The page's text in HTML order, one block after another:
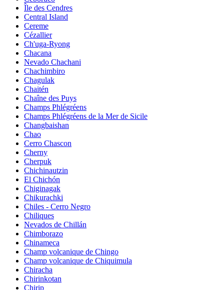
Île des Cendres
Central Island
Cereme
Cézallier
Ch'uga-Ryong
Chacana
Nevado Chachani
Chachimbiro
Chagulak
Chaitén
Chaîne des Puys
Champs Phlégréens
Champs Phlégréens de la Mer de Sicile
Changbaishan
Chao
Cerro Chascon
Cherny
Cherpuk
Chichinautzin
El Chichón
Chiginagak
Chikurachki
Chiles - Cerro Negro
Chiliques
Nevados de Chillán
Chimborazo
Chinameca
Champ volcanique de Chingo
Champ volcanique de Chiquimula
Chiracha
Chirinkotan
Chirip